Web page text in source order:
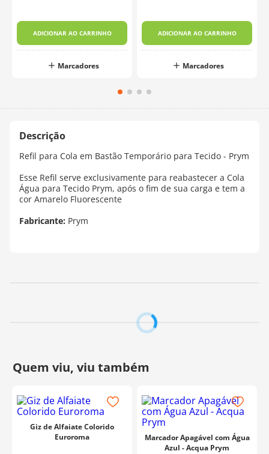
ADICIONAR AO CARRINHO
Marcadores
ADICIONAR AO CARRINHO
Marcadores
Refil para Cola em Bastão Temporário para Tecido - Prym
Esse Refil serve exclusivamente para reabastecer a Cola
Água para Tecido Prym, após o fim de sua carga e tem a
cor Amarelo Fluorescente
Fabricante: Prym
Giz de Alfaiate Colorido
Euroroma
Marcador Apagável com Água
Azul - Acqua Prym